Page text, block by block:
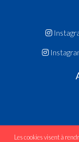
Les cookies visent à